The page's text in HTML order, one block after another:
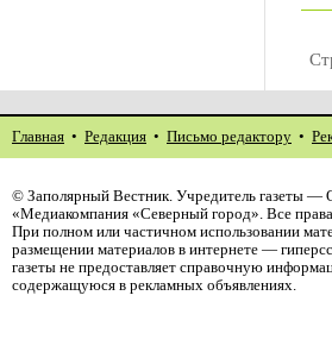
Главная • Редакция • Письмо редактору •
© Заполярный Вестник. Учредитель газеты
«Медиакомпания «Северный город». Все
При полном или частичном использовании
размещении материалов в интернете —
газеты не предоставляет справочную
содержащуюся в рекламных объявлениях.